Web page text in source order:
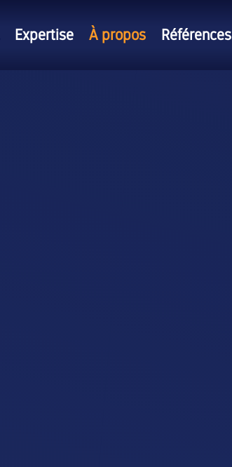
Expertise À propos Références